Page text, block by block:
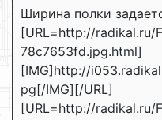
Ширина полки
[URL=http://
78c7653fd.jpg.html]
[IMG]http://
pg[/IMG][/URL]
[URL=http://radikal.ru/